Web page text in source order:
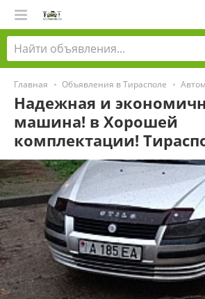
Главная Объявления в Тирасполе
Надежная и
машина! в Хорошей
комплектации!